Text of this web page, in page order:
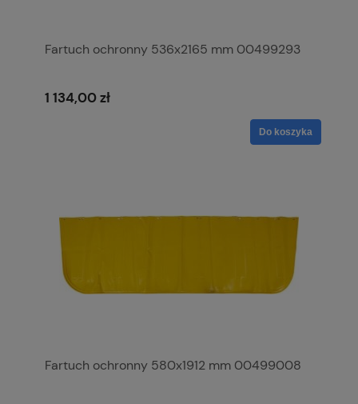
Fartuch ochronny 536x2165 mm 00499293
1 134,00 zł
Do koszyka
Fartuch ochronny 580x1912 mm 00499008